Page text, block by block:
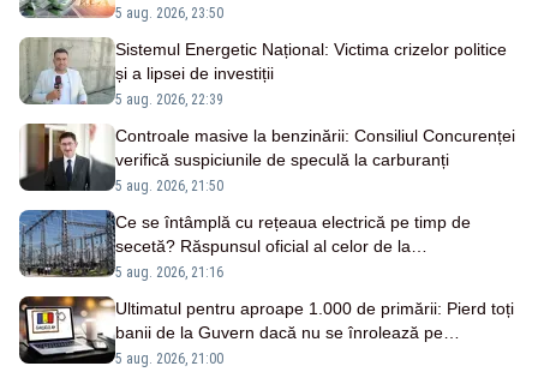
5 aug. 2026, 23:50
Sistemul Energetic Național: Victima crizelor politice
și a lipsei de investiții
5 aug. 2026, 22:39
Controale masive la benzinării: Consiliul Concurenței
verifică suspiciunile de speculă la carburanți
5 aug. 2026, 21:50
Ce se întâmplă cu rețeaua electrică pe timp de
secetă? Răspunsul oficial al celor de la
Transelectrica
5 aug. 2026, 21:16
Ultimatul pentru aproape 1.000 de primării: Pierd toți
banii de la Guvern dacă nu se înrolează pe
Ghișeul.ro până pe 25 august
5 aug. 2026, 21:00